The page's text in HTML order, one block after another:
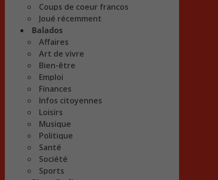
Coups de coeur francos
Joué récemment
Balados
Affaires
Art de vivre
Bien-être
Emploi
Finances
Infos citoyennes
Loisirs
Musique
Politique
Santé
Société
Sports